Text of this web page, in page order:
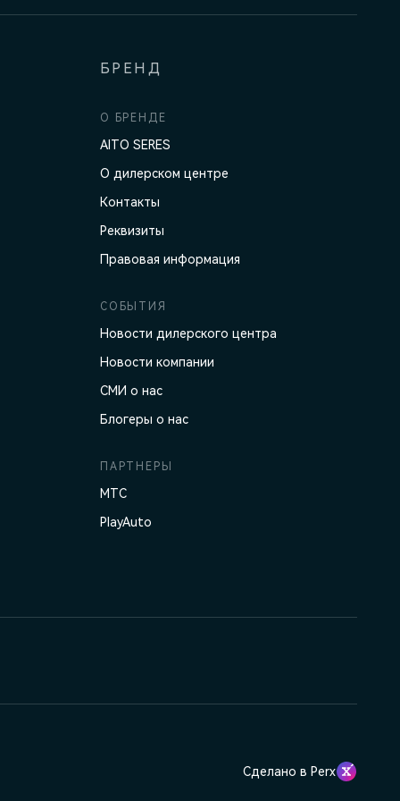
БРЕНД
О БРЕНДЕ
AITO SERES
О дилерском центре
Контакты
Реквизиты
Правовая информация
СОБЫТИЯ
Новости дилерского центра
Новости компании
СМИ о нас
Блогеры о нас
ПАРТНЕРЫ
МТС
PlayAuto
Сделано в Perx